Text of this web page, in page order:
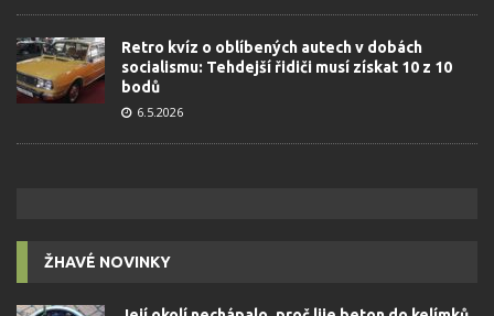
Retro kvíz o oblíbených autech v dobách
socialismu: Tehdejší řidiči musí získat 10 z 10
bodů
6.5.2026
ŽHAVÉ NOVINKY